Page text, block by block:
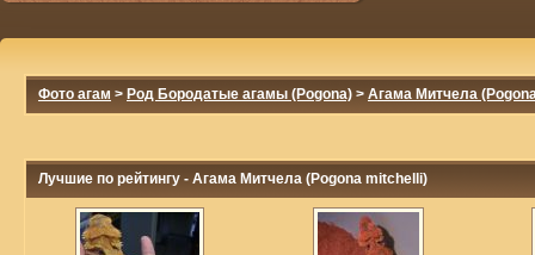
Фото агам > Род Бородатые агамы (Pogona) > Агама Митчела
Лучшие по рейтингу - Агама Митчела (Pogona mitchelli)